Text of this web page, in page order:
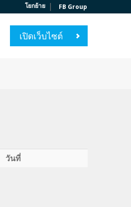
โยกย้าย | FB Group
เปิดเว็บไซต์
วันที่